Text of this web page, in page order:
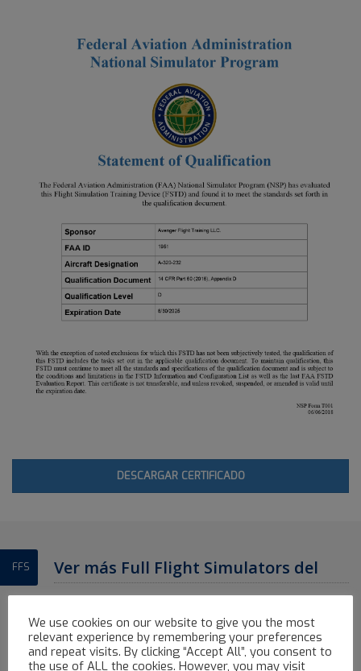
DESCARGAR CERTIFICADO
FFS
Ver más Full Flight Simulators del
AIRBUS FFS ATR FFS BOEING FFS EMBRAER FFS
We use cookies on our website to give you the most
relevant experience by remembering your preferences
and repeat visits. By clicking “Accept All”, you consent to
the use of ALL the cookies. However, you may visit